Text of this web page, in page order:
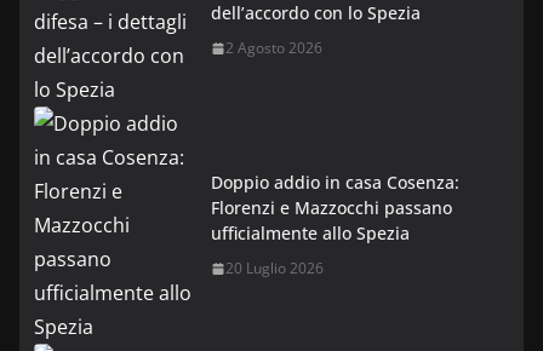
dell’accordo con lo Spezia
2 Agosto 2026
Doppio addio in casa Cosenza:
Florenzi e Mazzocchi passano
ufficialmente allo Spezia
20 Luglio 2026